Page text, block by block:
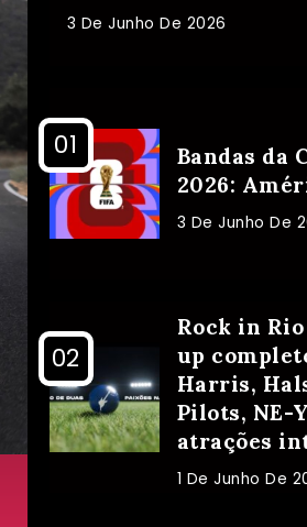
3 De Junho De 2026
Bandas da
2026:
3 De Junho De
Rock in
up
Harris,
Pilots, NE-
atrações
1 De Junho De